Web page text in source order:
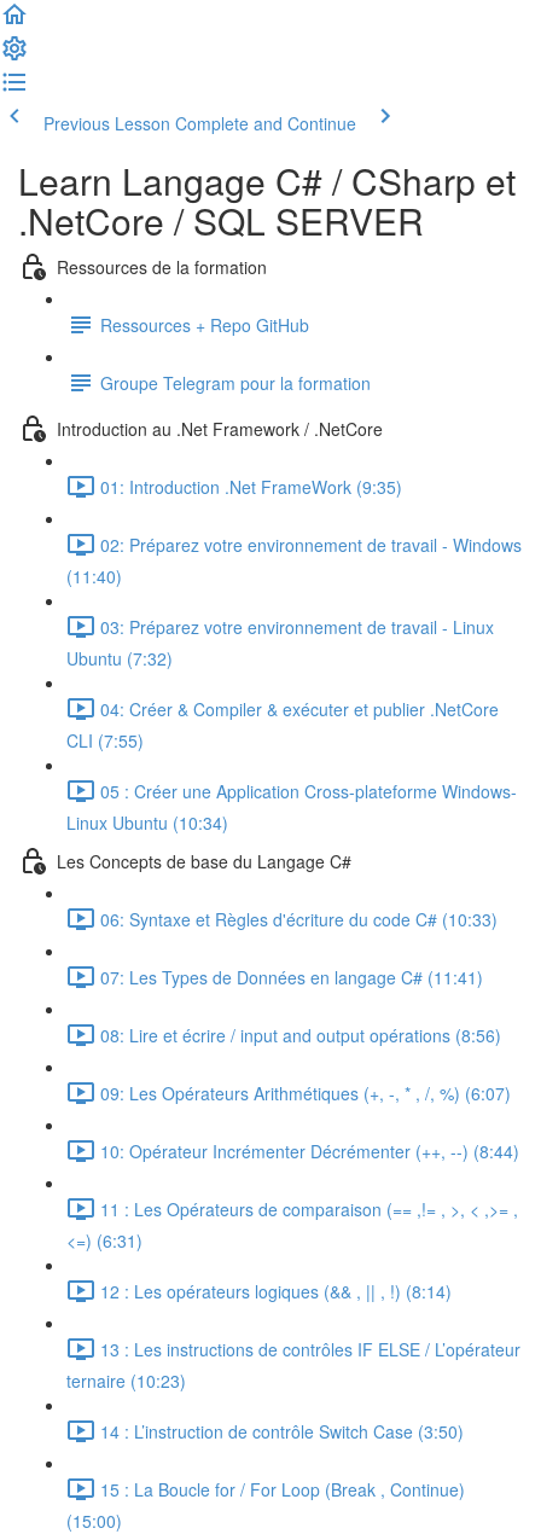
Previous Lesson Complete and Continue
Learn Langage C# / CSharp et
.NetCore / SQL SERVER
Ressources de la formation
Ressources + Repo GitHub
Groupe Telegram pour la formation
Introduction au .Net Framework / .NetCore
01: Introduction .Net FrameWork (9:35)
02: Préparez votre environnement de travail - Windows
(11:40)
03: Préparez votre environnement de travail - Linux
Ubuntu (7:32)
04: Créer & Compiler & exécuter et publier .NetCore
CLI (7:55)
05 : Créer une Application Cross-plateforme Windows-
Linux Ubuntu (10:34)
Les Concepts de base du Langage C#
06: Syntaxe et Règles d'écriture du code C# (10:33)
07: Les Types de Données en langage C# (11:41)
08: Lire et écrire / input and output opérations (8:56)
09: Les Opérateurs Arithmétiques (+, -, * , /, %) (6:07)
10: Opérateur Incrémenter Décrémenter (++, --) (8:44)
11 : Les Opérateurs de comparaison (== ,!= , >, < ,>= ,
<=) (6:31)
12 : Les opérateurs logiques (&& , || , !) (8:14)
13 : Les instructions de contrôles IF ELSE / L’opérateur
ternaire (10:23)
14 : L’instruction de contrôle Switch Case (3:50)
15 : La Boucle for / For Loop (Break , Continue)
(15:00)